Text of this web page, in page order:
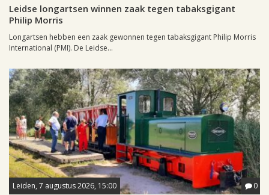
Leidse longartsen winnen zaak tegen tabaksgigant
Philip Morris
Longartsen hebben een zaak gewonnen tegen tabaksgigant Philip Morris
International (PMI). De Leidse...
Leiden, 7 augustus 2026, 15:00 0